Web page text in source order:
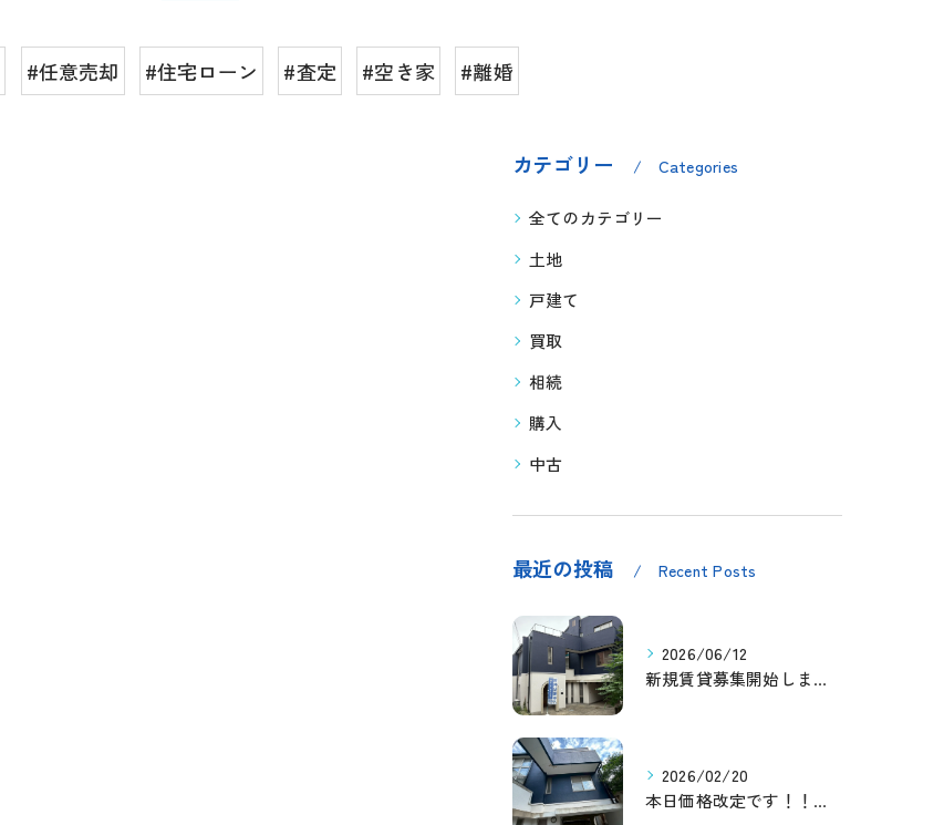
#任意売却 #住宅ローン #査定 #空き家 #離婚
カテゴリー Categories
全てのカテゴリー
土地
戸建て
買取
相続
購入
中古
最近の投稿 Recent Posts
2026/06/12
新規賃貸募集開始しました！
2026/02/20
本日価格改定です！！このチャンスお見逃しなく！！！